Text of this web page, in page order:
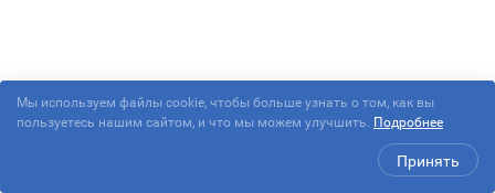
Мы используем файлы cookie, чтобы больше узнать о том, как вы
пользуетесь нашим сайтом, и что мы можем улучшить. Подробнее
Принять